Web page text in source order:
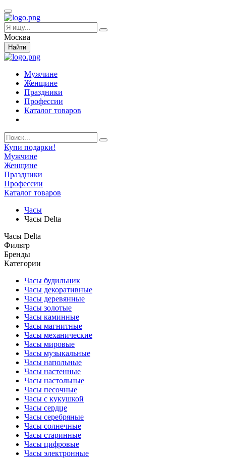
Москва
Найти
Мужчине
Женщине
Праздники
Профессии
Каталог товаров
Купи подарки!
Мужчине
Женщине
Праздники
Профессии
Каталог товаров
Часы
Часы Delta
Часы Delta
Фильтр
Бренды
Категории
Часы будильник
Часы декоративные
Часы деревянные
Часы золотые
Часы каминные
Часы магнитные
Часы механические
Часы мировые
Часы музыкальные
Часы напольные
Часы настенные
Часы настольные
Часы песочные
Часы с кукушкой
Часы сердце
Часы серебряные
Часы солнечные
Часы старинные
Часы цифровые
Часы электронные